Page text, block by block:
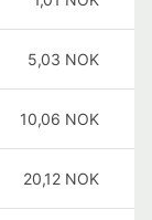
5,03 NOK
10,06 NOK
20,12 NOK